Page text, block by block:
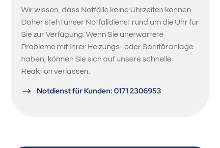
Wir wissen, dass Notfälle keine Uhrzeiten kennen.
Daher steht unser Notfalldienst rund um die Uhr für
Sie zur Verfügung. Wenn Sie unerwartete
Probleme mit Ihrer Heizungs- oder Sanitäranlage
haben, können Sie sich auf unsere schnelle
Reaktion verlassen.
$ Notdienst für Kunden: 0171 2306953